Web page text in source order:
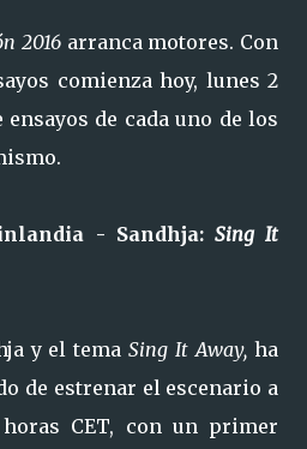
2016arranca motores. Con
comienza hoy, lunes 2
de cada uno de los
- Sandhja: Sing It
y el temaSing It Away, ha
de estrenar el escenario a
CET, con un primer